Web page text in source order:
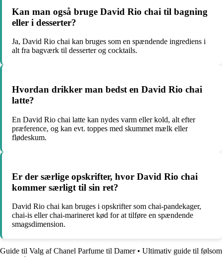
Kan man også bruge David Rio chai til bagning
eller i desserter?
Ja, David Rio chai kan bruges som en spændende ingrediens i
alt fra bagværk til desserter og cocktails.
Hvordan drikker man bedst en David Rio chai
latte?
En David Rio chai latte kan nydes varm eller kold, alt efter
præference, og kan evt. toppes med skummet mælk eller
flødeskum.
Er der særlige opskrifter, hvor David Rio chai
kommer særligt til sin ret?
David Rio chai kan bruges i opskrifter som chai-pandekager,
chai-is eller chai-marineret kød for at tilføre en spændende
smagsdimension.
Guide til Valg af Chanel Parfume til Damer• Ultimativ guide til følsom